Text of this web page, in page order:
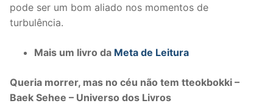
pode ser um bom aliado nos momentos de
turbulência.
Mais um livro da Meta de Leitura
Queria morrer, mas no céu não tem tteokbokki –
Baek Sehee – Universo dos Livros